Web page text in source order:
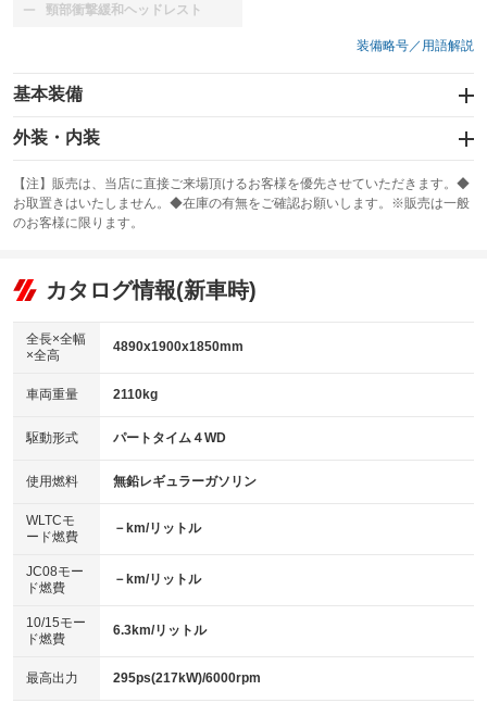
頸部衝撃緩和ヘッドレスト
：装備なし
装備略号／用語解説
基本装備
エアバッグ：運転席/助手席/サイド
：装備あり
：装備なし
サンルーフ
：装備なし ABS
リフトアップ
：装備なし
：装備なし
パワーウィンドウ
アイドリングストップ
：装備なし
USB入力端子
：装備あり
100V電源
：装備なし
センターデフロック
：装備なし
電動格納ミラー
：装備なし
外装・内装
カーナビ：メモリーナビ他
：装備あり
TV：フルセグ
：装備あり
ビジュアル：-／DVD再生
：装備あり
：装備あり
革シート
キーレス
HID(キセノンライト)
：装備あり
バックカメラ
：装備あり
エアロ
：装備なし
：装備なし
パワーシート
ベンチシート
：装備なし
チップアップシート
：装備なし
【注】販売は、当店に直接ご来場頂けるお客様を優先させていただきます。◆
お取置きはいたしません。◆在庫の有無をご確認お願いします。※販売は一般
のお客様に限ります。
カタログ情報(新車時)
全長×全幅
×全高
4890x1900x1850mm
車両重量 2110kg
駆動形式 パートタイム４WD
使用燃料 無鉛レギュラーガソリン
WLTCモ
ード燃費
－km/リットル
JC08モー
ド燃費
－km/リットル
10/15モー
ド燃費
6.3km/リットル
最高出力 295ps(217kW)/6000rpm